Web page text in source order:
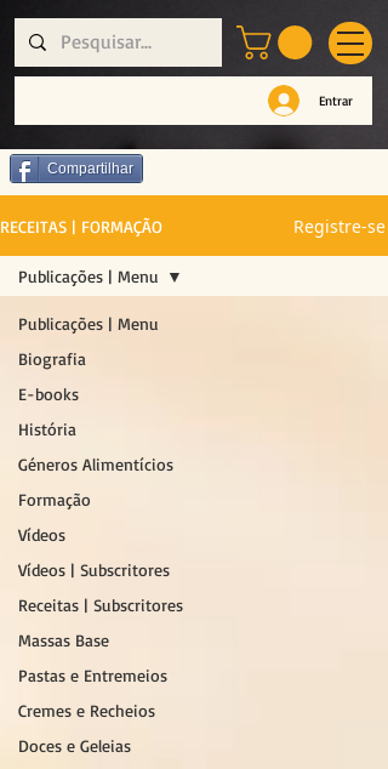
Entrar
Compartilhar
RECEITAS | FORMAÇÃO Registre-se
Publicações | Menu
Biografia
E-books
História
Géneros Alimentícios
Formação
Vídeos
Vídeos | Subscritores
Receitas | Subscritores
Massas Base
Pastas e Entremeios
Cremes e Recheios
Doces e Geleias
Publicações | Menu